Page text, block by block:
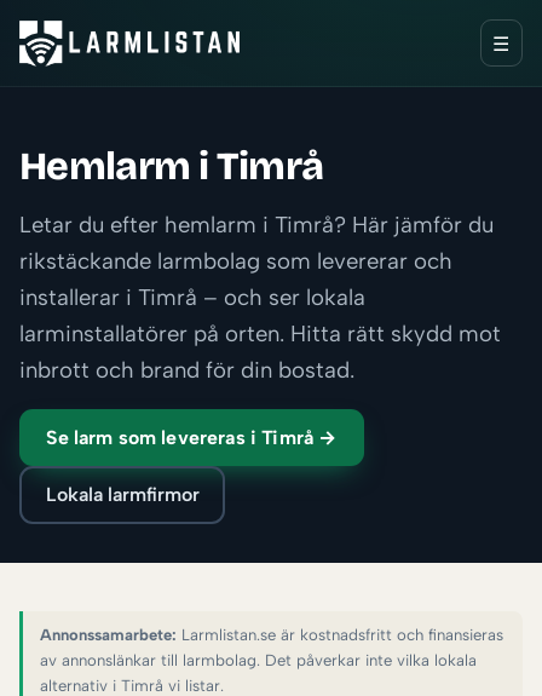
☰
Hemlarm i Timrå
Letar du efter hemlarm i Timrå? Här jämför du
rikstäckande larmbolag som levererar och
installerar i Timrå – och ser lokala
larminstallatörer på orten. Hitta rätt skydd mot
inbrott och brand för din bostad.
Se larm som levereras i Timrå →
Lokala larmfirmor
Annonssamarbete: Larmlistan.se är kostnadsfritt och finansieras
av annonslänkar till larmbolag. Det påverkar inte vilka lokala
alternativ i Timrå vi listar.